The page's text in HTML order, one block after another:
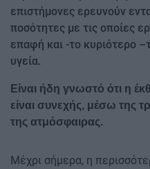
επιστήμονες ερευνούν
ποσότητες με τις οποίες
επαφή και -το κυριότερο
υγεία.
Είναι ήδη γνωστό ότι η
είναι συνεχής, μέσω της
της ατμόσφαιρας.
Μέχρι σήμερα, η